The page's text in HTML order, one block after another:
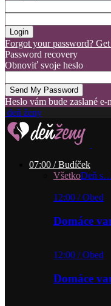
Forgot your password?
Password recovery
Obnoviť svoje heslo
Heslo vám bude zaslané e-
deň ženy
07:00 / Budíček
VšetkoDeň
12:00 / Obed
Domáce
12:00 / Obed
Domáce